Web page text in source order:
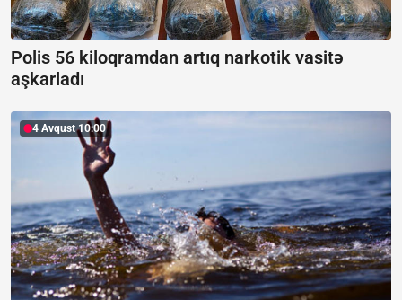
Polis 56 kiloqramdan artıq narkotik vasitə
aşkarladı
4 Avqust 10:00